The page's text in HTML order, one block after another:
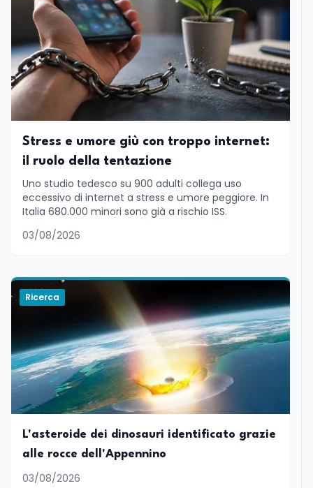
Stress e umore giù con troppo internet:
il ruolo della tentazione
Uno studio tedesco su 900 adulti collega uso
eccessivo di internet a stress e umore peggiore. In
Italia 680.000 minori sono già a rischio ISS.
03/08/2026
Ricerca
L'asteroide dei dinosauri identificato grazie
alle rocce dell'Appennino
03/08/2026